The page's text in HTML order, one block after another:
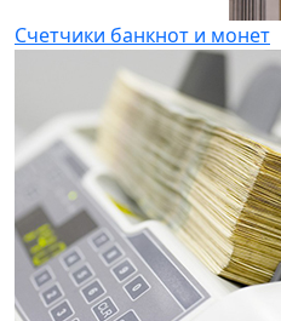
Счетчики банкнот и монет